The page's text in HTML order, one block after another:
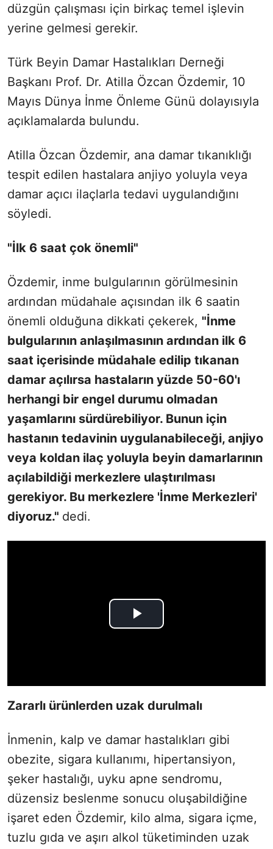
düzgün çalışması için birkaç temel işlevin
yerine gelmesi gerekir.
Türk Beyin Damar Hastalıkları Derneği
Başkanı Prof. Dr. Atilla Özcan Özdemir, 10
Mayıs Dünya İnme Önleme Günü dolayısıyla
açıklamalarda bulundu.
Atilla Özcan Özdemir, ana damar tıkanıklığı
tespit edilen hastalara anjiyo yoluyla veya
damar açıcı ilaçlarla tedavi uygulandığını
söyledi.
"İlk 6 saat çok önemli"
Özdemir, inme bulgularının görülmesinin
ardından müdahale açısından ilk 6 saatin
önemli olduğuna dikkati çekerek, "İnme
bulgularının anlaşılmasının ardından ilk 6
saat içerisinde müdahale edilip tıkanan
damar açılırsa hastaların yüzde 50-60'ı
herhangi bir engel durumu olmadan
yaşamlarını sürdürebiliyor. Bunun için
hastanın tedavinin uygulanabileceği, anjiyo
veya koldan ilaç yoluyla beyin damarlarının
açılabildiği merkezlere ulaştırılması
gerekiyor. Bu merkezlere 'İnme Merkezleri'
diyoruz." dedi.
Zararlı ürünlerden uzak durulmalı
İnmenin, kalp ve damar hastalıkları gibi
obezite, sigara kullanımı, hipertansiyon,
şeker hastalığı, uyku apne sendromu,
düzensiz beslenme sonucu oluşabildiğine
işaret eden Özdemir, kilo alma, sigara içme,
tuzlu gıda ve aşırı alkol tüketiminden uzak